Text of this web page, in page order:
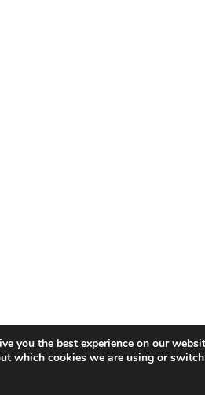
you the best experience on our
which cookies we are using or